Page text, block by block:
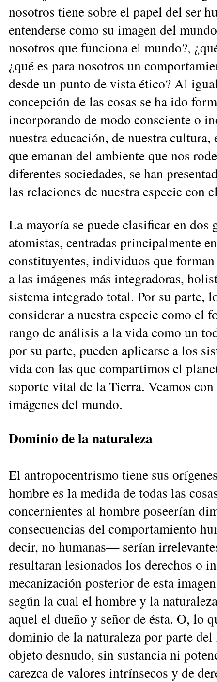
nosotros tiene sobre el papel del ser
entenderse como su imagen del
nosotros que funciona el mundo?,
¿qué es para nosotros un
desde un punto de vista ético? Al
concepción de las cosas se ha ido
incorporando de modo cons­ciente o
nuestra educación, de nuestra
que emanan del ambiente que nos
diferentes sociedades, se han
las relaciones de nuestra especie con
La mayoría se puede clasificar en dos
atomistas, centradas principalmente
constituyentes, individuos que
a las imá­genes más integradoras,
sistema integrado total. Por su parte,
considerar a nuestra especie como el
rango de análisis a la vida como un
por su parte, pueden apli­carse a los
vida con las que compartimos el
soporte vital de la Tierra. Veamos
imágenes del mundo.
Dominio de la naturaleza
El antropocentrismo tiene sus
hombre es la medida de todas las
concernientes al hombre poseerían
consecuencias del comportamiento
decir, no humanas— serían
resultaran lesionados los derechos o
mecanización posterior de esta
según la cual el hombre y la
aquel el dueño y señor de ésta. O, lo
dominio de la natura­leza por parte
objeto desnudo, sin sustancia ni
carezca de valores intrínsecos y de